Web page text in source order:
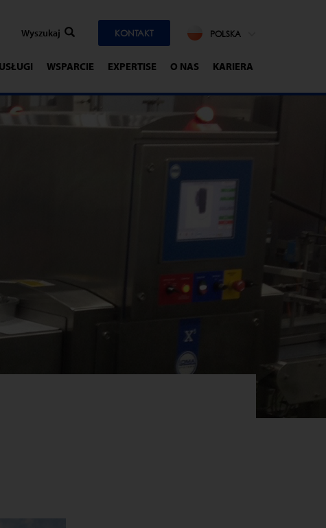
KONTAKT POLSKA
USŁUGI WSPARCIE EXPERTISE O NAS KARIERA